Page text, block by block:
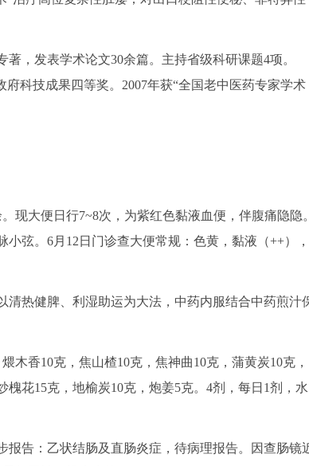
，发表学术论文30余篇。主持省级科研课题4项。
科技成果四等奖。2007年获“全国老中医药专家学术
大便日行7~8次，为紫红色黏液血便，伴腹痛隐隐。
弦。6月12日门诊查大便常规：色黄，黏液（++），
热健脾、利湿助运为大法，中药内服结合中药煎汁
香10克，焦山楂10克，焦神曲10克，蒲黄炭10克，
花15克，地榆炭10克，炮姜5克。4剂，每日1剂，水
告：乙状结肠及直肠炎症，待病理报告。因查肠镜